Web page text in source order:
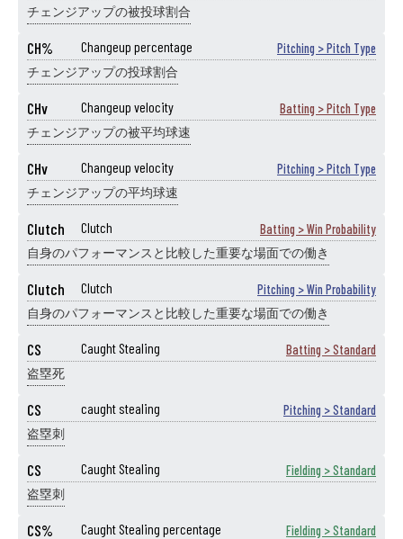
チェンジアップの被投球割合
CH% Changeup percentage Pitching > Pitch Type
チェンジアップの投球割合
CHv Changeup velocity Batting > Pitch Type
チェンジアップの被平均球速
CHv Changeup velocity Pitching > Pitch Type
チェンジアップの平均球速
Clutch Clutch Batting > Win Probability
自身のパフォーマンスと比較した重要な場面での働き
Clutch Clutch Pitching > Win Probability
自身のパフォーマンスと比較した重要な場面での働き
CS Caught Stealing Batting > Standard
盗塁死
CS caught stealing Pitching > Standard
盗塁刺
CS Caught Stealing Fielding > Standard
盗塁刺
CS% Caught Stealing percentage Fielding > Standard